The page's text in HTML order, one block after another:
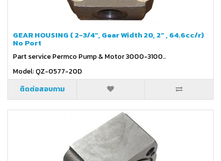
GEAR HOUSING ( 2-3/4", Gear Width 20, 2" , 64.6cc/r)
No Port
Part service Permco Pump & Motor 3000-3100..
Model: QZ-0577-20D
ติดต่อสอบถาม